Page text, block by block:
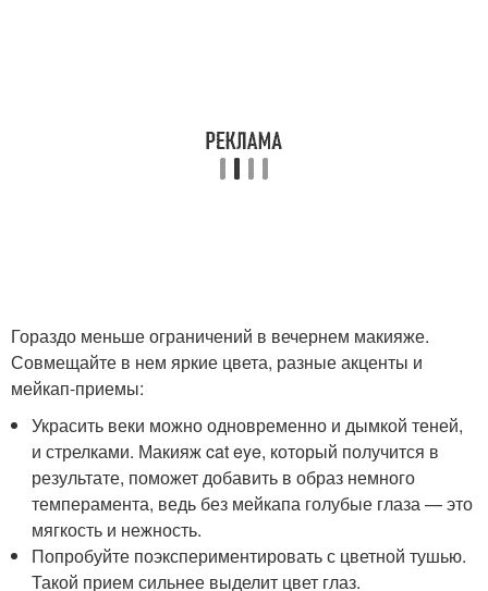
Гораздо меньше ограничений в вечернем макияже.
Совмещайте в нем яркие цвета, разные акценты и
мейкап-приемы:
Украсить веки можно одновременно и дымкой теней,
и стрелками. Макияж cat eye, который получится в
результате, поможет добавить в образ немного
темперамента, ведь без мейкапа голубые глаза — это
мягкость и нежность.
Попробуйте поэкспериментировать с цветной тушью.
Такой прием сильнее выделит цвет глаз.